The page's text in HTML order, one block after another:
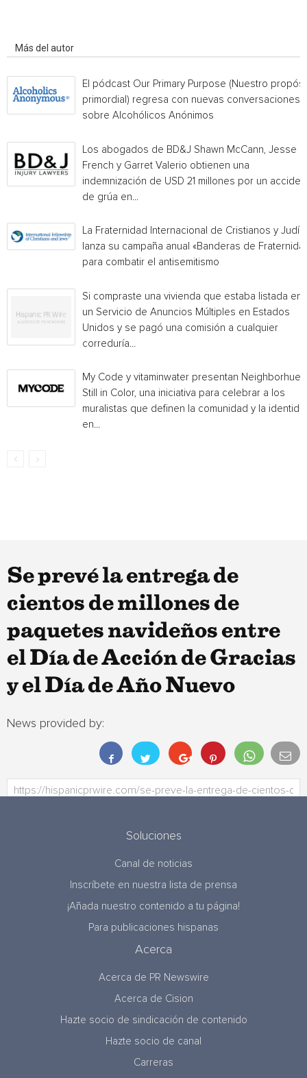
Más del autor
El pódcast Our Primary Purpose (Nuestro
primordial) regresa con nuevas conversaciones
sobre Alcohólicos Anónimos
Los abogados de BD&J Shawn McCann, Jesse
French y Garret Valerio obtienen una
indemnización de USD 21 millones por un
de grúa en...
La Fraternidad Internacional de Cristianos y
lanza su campaña anual «Banderas de
para combatir el antisemitismo
Si compraste una vivienda que estaba listada en
un Servicio de Anuncios Múltiples en Estados
Unidos y se pagó una comisión a cualquier
correduría...
My Code y vitaminwater presentan Neighborhue:
Still in Color, una iniciativa para celebrar a los
muralistas que definen la comunidad y la
en...
Se prevé la entrega de
cientos de millones de
paquetes navideños entre
el Día de Acción de Gracias
y el Día de Año Nuevo
News provided by:
Soluciones
Canal de noticias
Inscríbete en nuestra lista de prensa
¡Añada nuestro contenido a tu página!
Para publicaciones hispanas
Acerca
Acerca de PR Newswire
Acerca de Cision
Hazte socio de sindicación de contenido
Hazte socio de canal
Carreras